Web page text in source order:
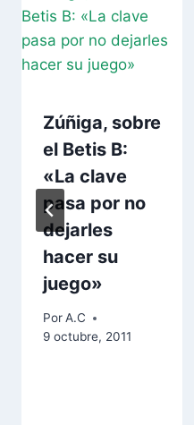
Zúñiga, sobre
el Betis B:
«La clave
pasa por no
dejarles
hacer su
juego»
PorA.C
9 octubre, 2011